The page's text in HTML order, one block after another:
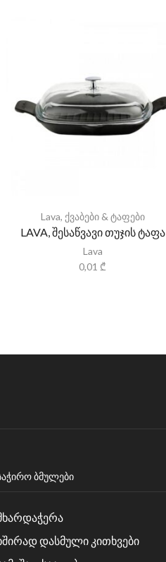
Lava, ქვაბები & ტაფები
LAVA, შესაწვავი თუჯის ტაფა
Lava
0,01 ₾
ᲑᲛᲣᲚᲔᲑᲘ
დასმული კითხვები